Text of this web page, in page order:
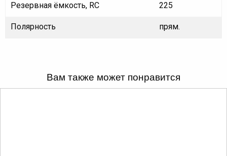
Резервная ёмкость, RC 225
Полярность прям.
Вам также может понравится